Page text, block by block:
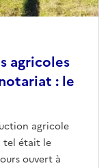
agricoles
: le
agricole
tel était le
ouvert à